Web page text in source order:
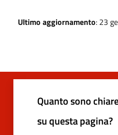
Ultimo aggiornamento: 23
Quanto sono
su questa pagina?